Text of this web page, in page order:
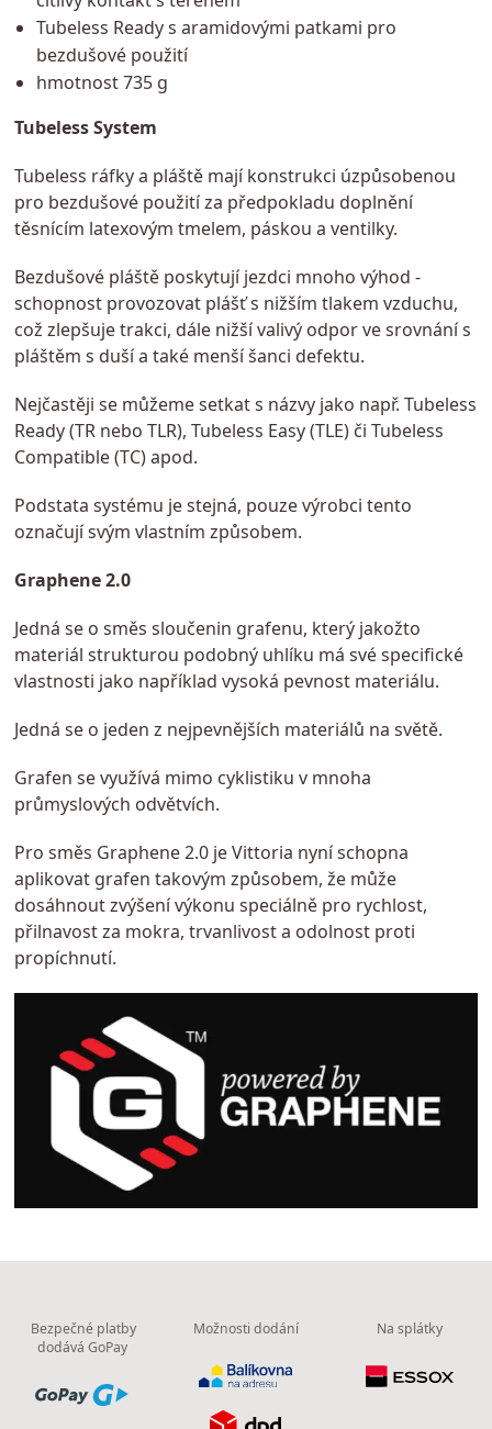
Tubeless Ready s aramidovými patkami pro
bezdušové použití
hmotnost 735 g
Tubeless System
Tubeless ráfky a pláště mají konstrukci úzpůsobenou
pro bezdušové použití za předpokladu doplnění
těsnícím latexovým tmelem, páskou a ventilky.
Bezdušové pláště poskytují jezdci mnoho výhod -
schopnost provozovat plášť s nižším tlakem vzduchu,
což zlepšuje trakci, dále nižší valivý odpor ve srovnání s
pláštěm s duší a také menší šanci defektu.
Nejčastěji se můžeme setkat s názvy jako např. Tubeless
Ready (TR nebo TLR), Tubeless Easy (TLE) či Tubeless
Compatible (TC) apod.
Podstata systému je stejná, pouze výrobci tento
označují svým vlastním způsobem.
Graphene 2.0
Jedná se o směs sloučenin grafenu, který jakožto
materiál strukturou podobný uhlíku má své specifické
vlastnosti jako například vysoká pevnost materiálu.
Jedná se o jeden z nejpevnějších materiálů na světě.
Grafen se využívá mimo cyklistiku v mnoha
průmyslových odvětvích.
Pro směs Graphene 2.0 je Vittoria nyní schopna
aplikovat grafen takovým způsobem, že může
dosáhnout zvýšení výkonu speciálně pro rychlost,
přilnavost za mokra, trvanlivost a odolnost proti
propíchnutí.
Bezpečné platby
dodává GoPay
Možnosti dodání Na splátky